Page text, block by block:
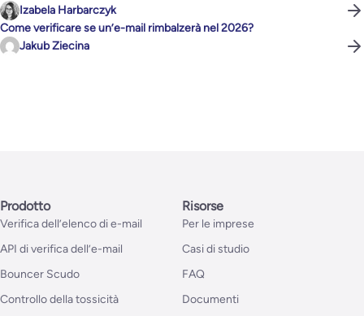
Izabela Harbarczyk
Come verificare se un’e-mail rimbalzerà nel 2026?
Jakub Ziecina
Prodotto
Verifica dell’elenco di e-mail
API di verifica dell’e-mail
Bouncer Scudo
Controllo della tossicità
Risorse
Per le imprese
Casi di studio
FAQ
Documenti